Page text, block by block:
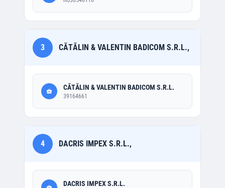
3 CĂTĂLIN & VALENTIN BADICOM S.R.L.,
CĂTĂLIN & VALENTIN BADICOM S.R.L.
39164661
4 DACRIS IMPEX S.R.L.,
DACRIS IMPEX S.R.L.